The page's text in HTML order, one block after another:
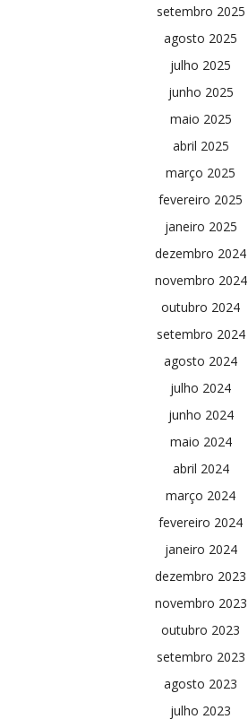
setembro 2025
agosto 2025
julho 2025
junho 2025
maio 2025
abril 2025
março 2025
fevereiro 2025
janeiro 2025
dezembro 2024
novembro 2024
outubro 2024
setembro 2024
agosto 2024
julho 2024
junho 2024
maio 2024
abril 2024
março 2024
fevereiro 2024
janeiro 2024
dezembro 2023
novembro 2023
outubro 2023
setembro 2023
agosto 2023
julho 2023